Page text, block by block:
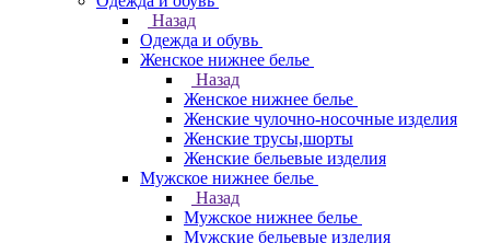
Назад
Одежда и обувь
Женское нижнее белье
Назад
Женское нижнее белье
Женские чулочно-носочные изделия
Женские трусы,шорты
Женские бельевые изделия
Мужское нижнее белье
Назад
Мужское нижнее белье
Мужские бельевые изделия